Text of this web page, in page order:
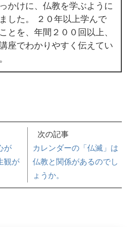
かけに、仏教を学ぶように
した。 ２０年以上学んで
とを、年間２００回以上、
座でわかりやすく伝えてい
が
観が
次の記事
カレンダーの「仏滅」は
仏教と関係があるのでし
ょうか。